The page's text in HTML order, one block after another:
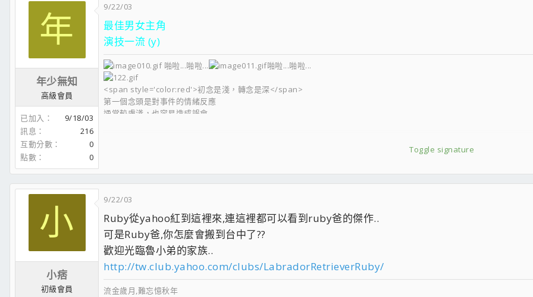
年
年少無知
高級會員
已加入
9/18/03
訊息
216
互動分數
0
點數
0
9/22/03
最佳男女主角
演技一流 (y)
Toggle signature
啪啦...啪啦... 啪啦...啪啦...
<span style='color:red'>初念是淺，轉念是深</span>
第一個念頭是對事件的情緒反應
通常較膚淺，也容易造成誤會
小
小痞
初級會員
9/22/03
Ruby從yahoo紅到這裡來,連這裡都可以看到ruby爸的傑作..
可是Ruby爸,你怎麼會搬到台中了??
歡迎光臨魯小弟的家族..
http://tw.club.yahoo.com/clubs/LabradorRetrieverRuby/
流金歲月,難忘憶秋年